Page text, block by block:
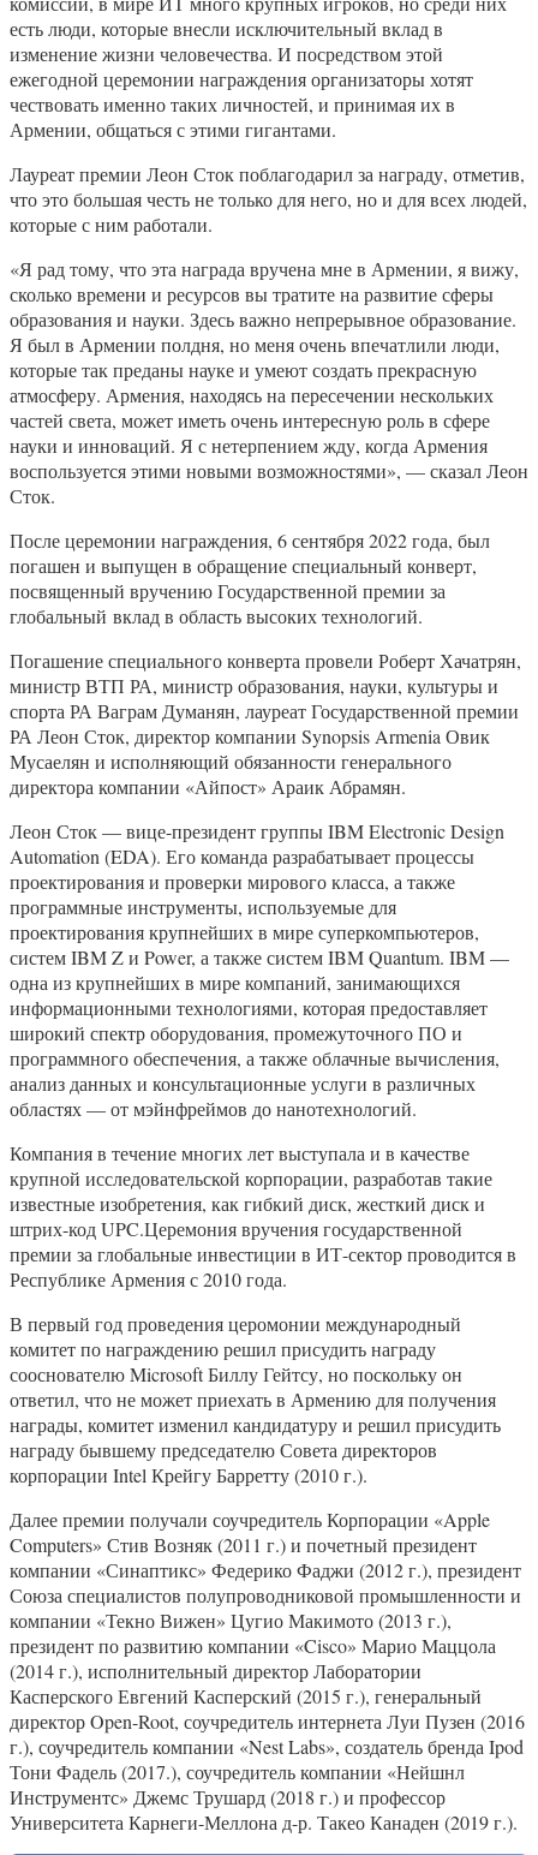
есть люди, которые внесли исключительный вклад в
изменение жизни человечества. И посредством этой
ежегодной церемонии награждения организаторы хотят
чествовать именно таких личностей, и принимая их в
Армении, общаться с этими гигантами.
Лауреат премии Леон Сток поблагодарил за награду, отметив,
что это большая честь не только для него, но и для всех людей,
которые с ним работали.
«Я рад тому, что эта награда вручена мне в Армении, я вижу,
сколько времени и ресурсов вы тратите на развитие сферы
образования и науки. Здесь важно непрерывное образование.
Я был в Армении полдня, но меня очень впечатлили люди,
которые так преданы науке и умеют создать прекрасную
атмосферу. Армения, находясь на пересечении нескольких
частей света, может иметь очень интересную роль в сфере
науки и инноваций. Я с нетерпением жду, когда Армения
воспользуется этими новыми возможностями», — сказал Леон
Сток.
После церемонии награждения, 6 сентября 2022 года, был
погашен и выпущен в обращение специальный конверт,
посвященный вручению Государственной премии за
глобальный вклад в область высоких технологий.
Погашение специального конверта провели Роберт Хачатрян,
министр ВТП РА, министр образования, науки, культуры и
спорта РА Ваграм Думанян, лауреат Государственной премии
РА Леон Сток, директор компании Synopsis Armenia Овик
Мусаелян и исполняющий обязанности генерального
директора компании «Айпост» Араик Абрамян.
Леон Сток — вице-президент группы IBM Electronic Design
Automation (EDA). Его команда разрабатывает процессы
проектирования и проверки мирового класса, а также
программные инструменты, используемые для
проектирования крупнейших в мире суперкомпьютеров,
систем IBM Z и Power, а также систем IBM Quantum. IBM —
одна из крупнейших в мире компаний, занимающихся
информационными технологиями, которая предоставляет
широкий спектр оборудования, промежуточного ПО и
программного обеспечения, а также облачные вычисления,
анализ данных и консультационные услуги в различных
областях — от мэйнфреймов до нанотехнологий.
Компания в течение многих лет выступала и в качестве
крупной исследовательской корпорации, разработав такие
известные изобретения, как гибкий диск, жесткий диск и
штрих-код UPC.Церемония вручения государственной
премии за глобальные инвестиции в ИТ-сектор проводится в
Республике Армения с 2010 года.
В первый год проведения церомонии международный
комитет по награждению решил присудить награду
сооснователю Microsoft Биллу Гейтсу, но поскольку он
ответил, что не может приехать в Армению для получения
награды, комитет изменил кандидатуру и решил присудить
награду бывшему председателю Совета директоров
корпорации Intel Крейгу Барретту (2010 г.).
Далее премии получали соучредитель Корпорации «Apple
Computers» Стив Возняк (2011 г.) и почетный президент
компании «Синаптикс» Федерико Фаджи (2012 г.), президент
Союза специалистов полупроводниковой промышленности и
компании «Текно Вижен» Цугио Макимото (2013 г.),
президент по развитию компании «Cisco» Марио Маццола
(2014 г.), исполнительный директор Лаборатории
Касперского Евгений Касперский (2015 г.), генеральный
директор Open-Root, соучредитель интернета Луи Пузен (2016
г.), соучредитель компании «Nest Labs», создатель бренда Ipod
Тони Фадель (2017.), соучредитель компании «Нейшнл
Инструментс» Джемс Трушард (2018 г.) и профессор
Университета Карнеги-Меллона д-р. Такео Канаден (2019 г.).